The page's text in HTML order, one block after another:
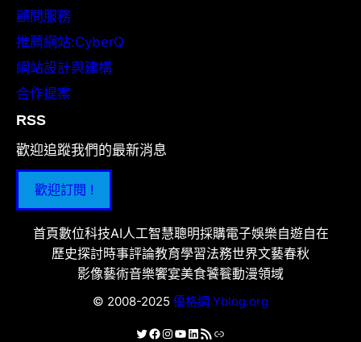
顧問服務
推薦網站:CyberQ
網站設計與建構
合作提案
RSS
歡迎追蹤我們的最新消息
歡迎訂閱 !
首頁數位科技AI人工智慧聰明採購電子娛樂自遊自在
歷史探討時事評論教育學習法務世界文藝春秋
影像藝術音樂饗宴美食饕餮動漫領域
© 2008-2025 優格網 Yblog.org
X Facebook
Instagram
YouTube
LinkedIn
RSS 資訊提供連結